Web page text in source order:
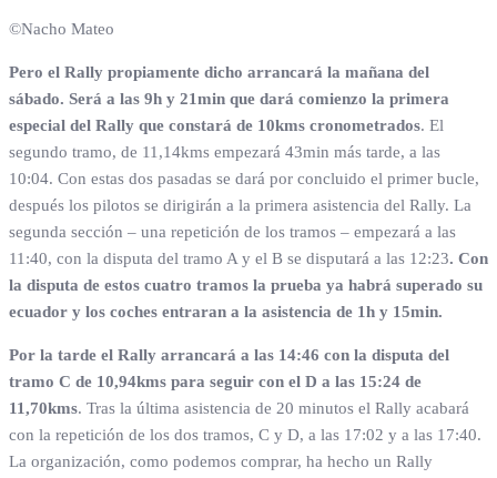
©Nacho Mateo
Pero el Rally propiamente dicho arrancará la mañana del
sábado. Será a las 9h y 21min que dará comienzo la primera
especial del Rally que constará de 10kms cronometrados. El
segundo tramo, de 11,14kms empezará 43min más tarde, a las
10:04. Con estas dos pasadas se dará por concluido el primer bucle,
después los pilotos se dirigirán a la primera asistencia del Rally. La
segunda sección – una repetición de los tramos – empezará a las
11:40, con la disputa del tramo A y el B se disputará a las 12:23. Con
la disputa de estos cuatro tramos la prueba ya habrá superado su
ecuador y los coches entraran a la asistencia de 1h y 15min.
Por la tarde el Rally arrancará a las 14:46 con la disputa del
tramo C de 10,94kms para seguir con el D a las 15:24 de
11,70kms. Tras la última asistencia de 20 minutos el Rally acabará
con la repetición de los dos tramos, C y D, a las 17:02 y a las 17:40.
La organización, como podemos comprar, ha hecho un Rally